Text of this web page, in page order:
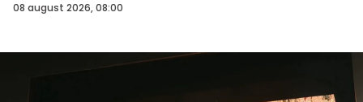
08 august 2026, 08:00